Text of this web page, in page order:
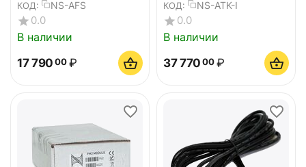
КОД: NS-AFS
0.0
В наличии
17 790 00 ₽
КОД: NS-ATK-I
0.0
В наличии
37 770 00 ₽